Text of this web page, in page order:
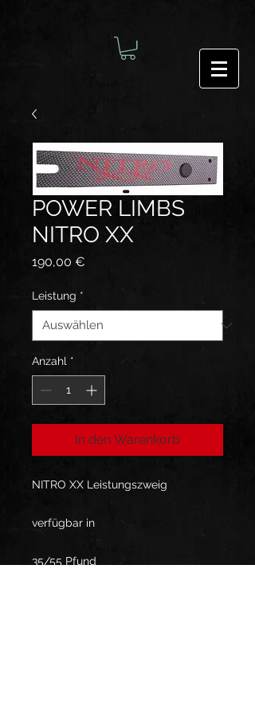
POWER LIMBS
NITRO XX
190,00 €
Leistung *
Anzahl *
In den Warenkorb
NITRO XX Leistungszweig
verfügbar in
35/55 Pfund